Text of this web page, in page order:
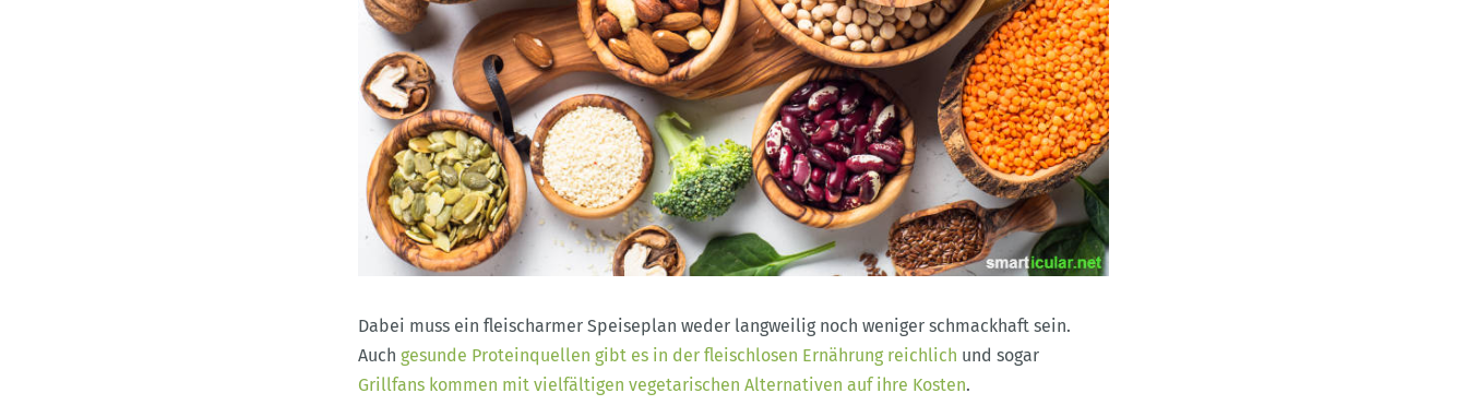
Dabei muss ein fleischarmer Speiseplan weder langweilig noch weniger schmackhaft sein.
Auch gesunde Proteinquellen gibt es in der fleischlosen Ernährung reichlich und sogar
Grillfans kommen mit vielfältigen vegetarischen Alternativen auf ihre Kosten.